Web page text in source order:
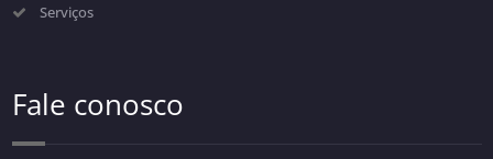
Serviços
Fale conosco